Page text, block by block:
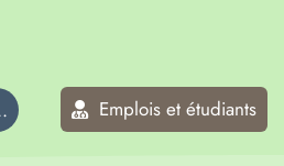
Emplois et étudiants